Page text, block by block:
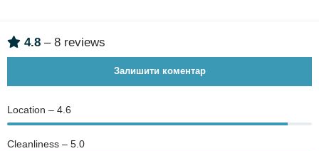
4.8 – 8 reviews
Залишити коментар
Location – 4.6
Сleanliness – 5.0